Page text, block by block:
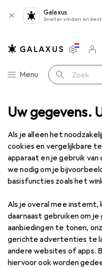
Uw gegevens.
Als je alleen het
cookies en vergelijkbare
apparaat en je gebruik
we nodig om je
basisfuncties zoals het
Als je overal mee instemt,
daarnaast gebruiken om
aanbiedingen te tonen,
gerichte advertenties te
andere websites of apps.
hiervoor ook worden
Galaxus
Sneller vinden en
Categorie navigatie
Menu Zoek op
Instellingen